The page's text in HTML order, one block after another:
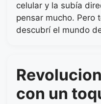
celular y la subía
pensar mucho. Pero
descubrí el mundo
con un